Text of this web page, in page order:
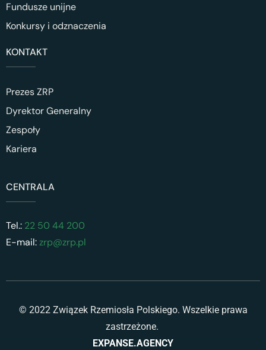
Fundusze unijne
Konkursy i odznaczenia
KONTAKT
Prezes ZRP
Dyrektor Generalny
Zespoły
Kariera
CENTRALA
Tel.: 22 50 44 200
E-mail:zrp@zrp.pl
© 2022 Związek Rzemiosła Polskiego. Wszelkie prawa
zastrzeżone.
EXPANSE.AGENCY